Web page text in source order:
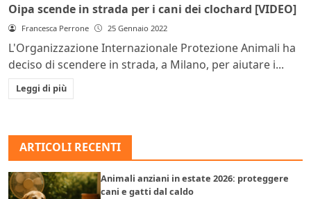
Oipa scende in strada per i cani dei clochard [VIDEO]
Francesca Perrone 25 Gennaio 2022
L'Organizzazione Internazionale Protezione Animali ha
deciso di scendere in strada, a Milano, per aiutare i...
Leggi di più
ARTICOLI RECENTI
Animali anziani in estate 2026: proteggere
cani e gatti dal caldo